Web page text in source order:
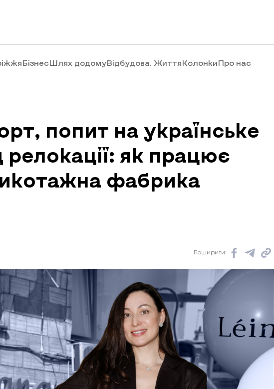
БізнесШлях додомуВідбудова. ЖиттяКолонкиПро нас
попит на українське
релокації: як працює
фабрика
Поширити: